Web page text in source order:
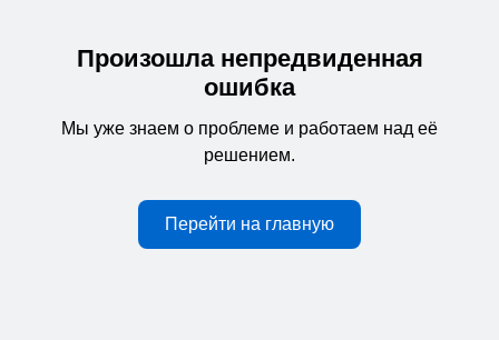
Произошла непредвиденная
ошибка
Мы уже знаем о проблеме и работаем над её
решением.
Перейти на главную